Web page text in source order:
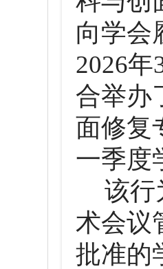
向学会
2026
合举办
面修复
一季度
该行
术会议
批准的